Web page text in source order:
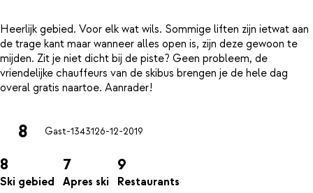
Heerlijk gebied. Voor elk wat wils. Sommige liften zijn ietwat aan
de trage kant maar wanneer alles open is, zijn deze gewoon te
mijden. Zit je niet dicht bij de piste? Geen probleem, de
vriendelijke chauffeurs van de skibus brengen je de hele dag
8 Gast-1343126-12-2019
8
Ski gebied
7
Apres ski
9
Restaurants